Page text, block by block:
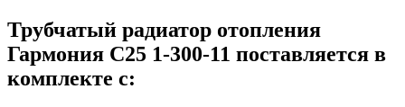
Трубчатый радиатор отопления
Гармония С25 1-300-11 поставляется в
комплекте с: